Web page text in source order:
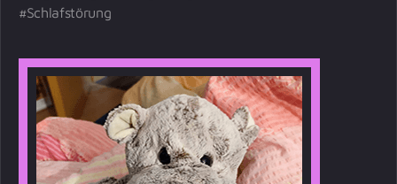
Schlafstörung